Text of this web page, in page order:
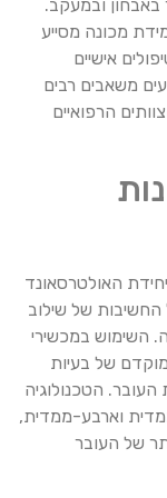
באבחון ובמעקב.
מכונה מסייע
אישיים
משאבים רבים
הרפואיים
האולטרסאונד
החשיבות של שילוב
השימוש במכשירי
של בעיות
הטכנולוגיה
וארבע-ממדית,
של העובר